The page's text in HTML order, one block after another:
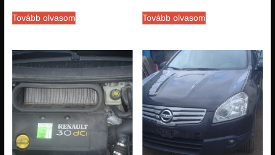
Tovább olvasom Tovább olvasom